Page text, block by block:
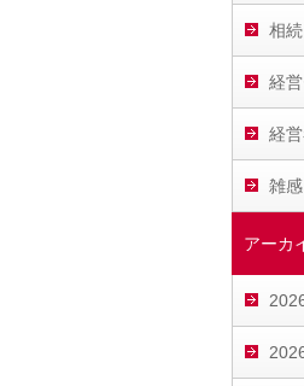
相
経
経
雑
アーカ